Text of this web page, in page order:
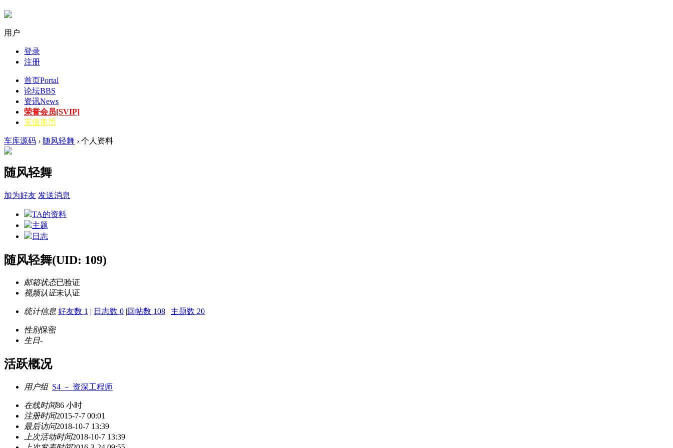
用户
登录
注册
首页Portal
论坛BBS
资讯News
荣誉会员[SVIP]
充值库币
车库源码 › 随风轻舞 › 个人资料
随风轻舞
加为好友 发送消息
TA的资料
主题
日志
随风轻舞(UID: 109)
邮箱状态已验证
视频认证未认证
统计信息 好友数 1 | 日志数 0 |回帖数 108 | 主题数 20
性别保密
生日-
活跃概况
用户组 S4 － 资深工程师
在线时间86 小时
注册时间2015-7-7 00:01
最后访问2018-10-7 13:39
上次活动时间2018-10-7 13:39